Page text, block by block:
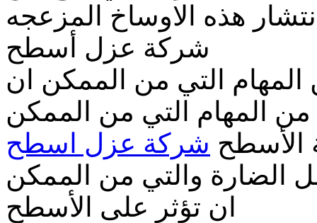
شركة عزل أسطح
التي من الممكن ان
المهام التي من الممكن
الأسطح شركة عزل اسطح
الضارة والتي من الممكن
ان تؤثر على الأسطح